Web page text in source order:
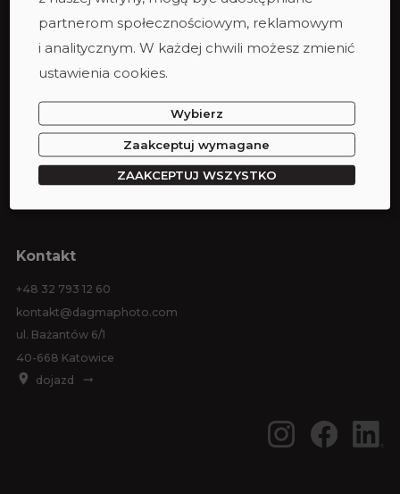
Oferta
Wynajem sprzętu
Sesje zdjęciowe
Eventy
Kontakt
+48 32 793 12 60
kontakt@dagmaphoto.com
ul. Bażantów 6/1
40-668 Katowice
dojazd
partnerom społecznościowym, reklamowym
i analitycznym. W każdej chwili możesz zmienić
ustawienia cookies.
Wybierz
Zaakceptuj wymagane
ZAAKCEPTUJ WSZYSTKO